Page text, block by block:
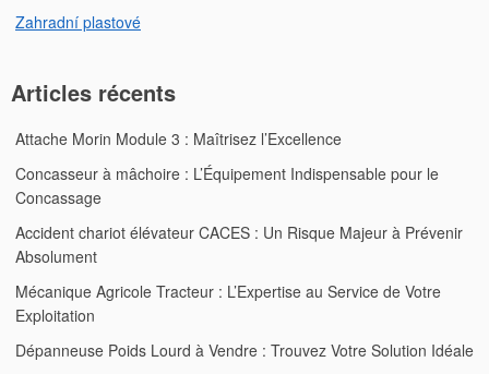
Zahradní plastové
Articles récents
Attache Morin Module 3 : Maîtrisez l’Excellence
Concasseur à mâchoire : L’Équipement Indispensable pour le
Concassage
Accident chariot élévateur CACES : Un Risque Majeur à Prévenir
Absolument
Mécanique Agricole Tracteur : L’Expertise au Service de Votre
Exploitation
Dépanneuse Poids Lourd à Vendre : Trouvez Votre Solution Idéale